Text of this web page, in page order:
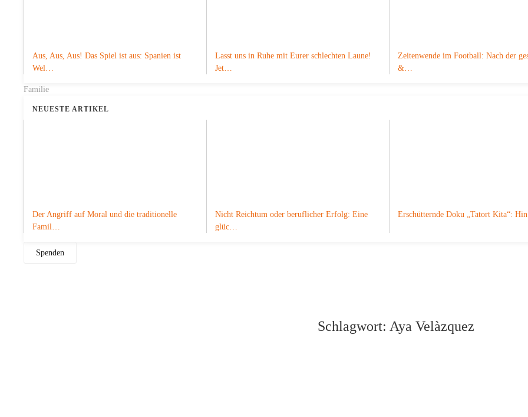
Aus, Aus, Aus! Das Spiel ist aus: Spanien ist
Wel…
Lasst uns in Ruhe mit Eurer schlechten Laune!
Jet…
Zeitenwende im Football: Nach der
&…
Familie
NEUESTE ARTIKEL
Der Angriff auf Moral und die traditionelle
Famil…
Nicht Reichtum oder beruflicher Erfolg: Eine
glüc…
Erschütternde Doku „Tatort Kita“:
Spenden
Schlagwort: Aya Velàzquez